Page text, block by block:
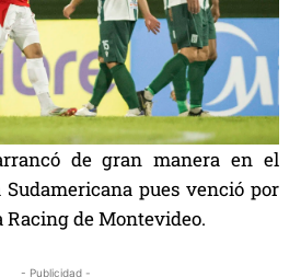
de gran manera en el
Sudamericana pues venció por
Racing de Montevideo.
- Publicidad -